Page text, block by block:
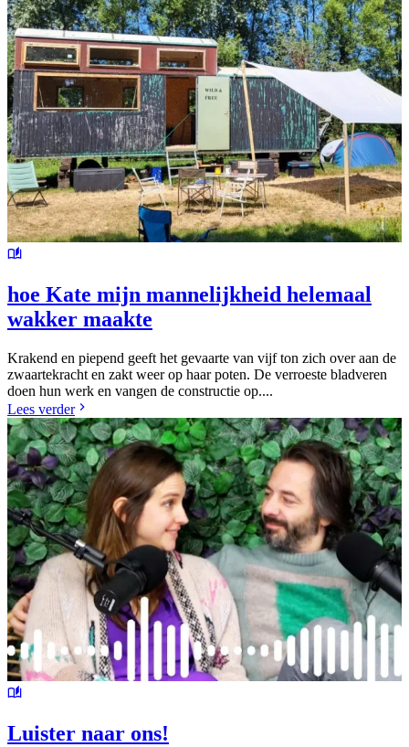
hoe Kate mijn mannelijkheid helemaal
wakker maakte
Krakend en piepend geeft het gevaarte van vijf ton zich over aan de
zwaartekracht en zakt weer op haar poten. De verroeste bladveren
doen hun werk en vangen de constructie op....
Lees verder
Luister naar ons!